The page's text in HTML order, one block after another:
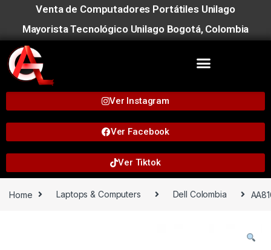
Venta de Computadores Portátiles Unilago
Mayorista Tecnológico Unilago Bogotá, Colombia
Ver Instagram
Ver Facebook
Ver Tiktok
Home Laptops & Computers Dell Colombia